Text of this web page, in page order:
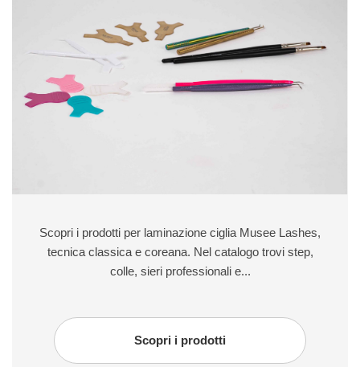
Scopri i prodotti per laminazione ciglia Musee Lashes,
tecnica classica e coreana. Nel catalogo trovi step,
colle, sieri professionali e...
Scopri i prodotti